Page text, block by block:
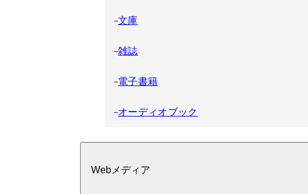
文庫
雑誌
電子書籍
オーディオブック
Webメディア